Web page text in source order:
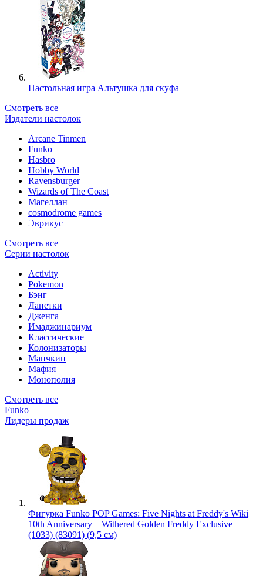
Настольная игра Альтушка для скуфа
Смотреть все
Издатели настолок
Arcane Tinmen
Funko
Hasbro
Hobby World
Ravensburger
Wizards of The Coast
Магеллан
сosmodrome games
Эврикус
Смотреть все
Серии настолок
Activity
Pokemon
Бэнг
Данетки
Дженга
Имаджинариум
Классические
Колонизаторы
Манчкин
Мафия
Монополия
Смотреть все
Funko
Лидеры продаж
Фигурка Funko POP Games: Five Nights at Freddy's Wiki
10th Anniversary – Withered Golden Freddy Exclusive
(1033) (83091) (9,5 см)